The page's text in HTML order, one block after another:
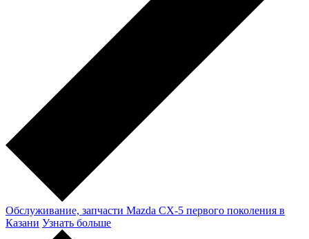
Обслуживание, запчасти Mazda CX-5 первого поколения в
Казани Узнать больше